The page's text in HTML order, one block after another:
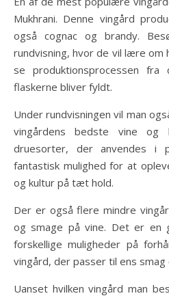
Mukhrani. Denne vingård
også cognac og brandy.
rundvisning, hvor de vil lære om
se produktionsprocessen
flaskerne bliver fyldt.
Under rundvisningen vil man
vingårdens bedste vine
druesorter, der anvendes i
fantastisk mulighed for at
og kultur på tæt hold.
Der er også flere mindre
og smage på vine. Det er en
forskellige muligheder på
vingård, der passer til ens
Uanset hvilken vingård man